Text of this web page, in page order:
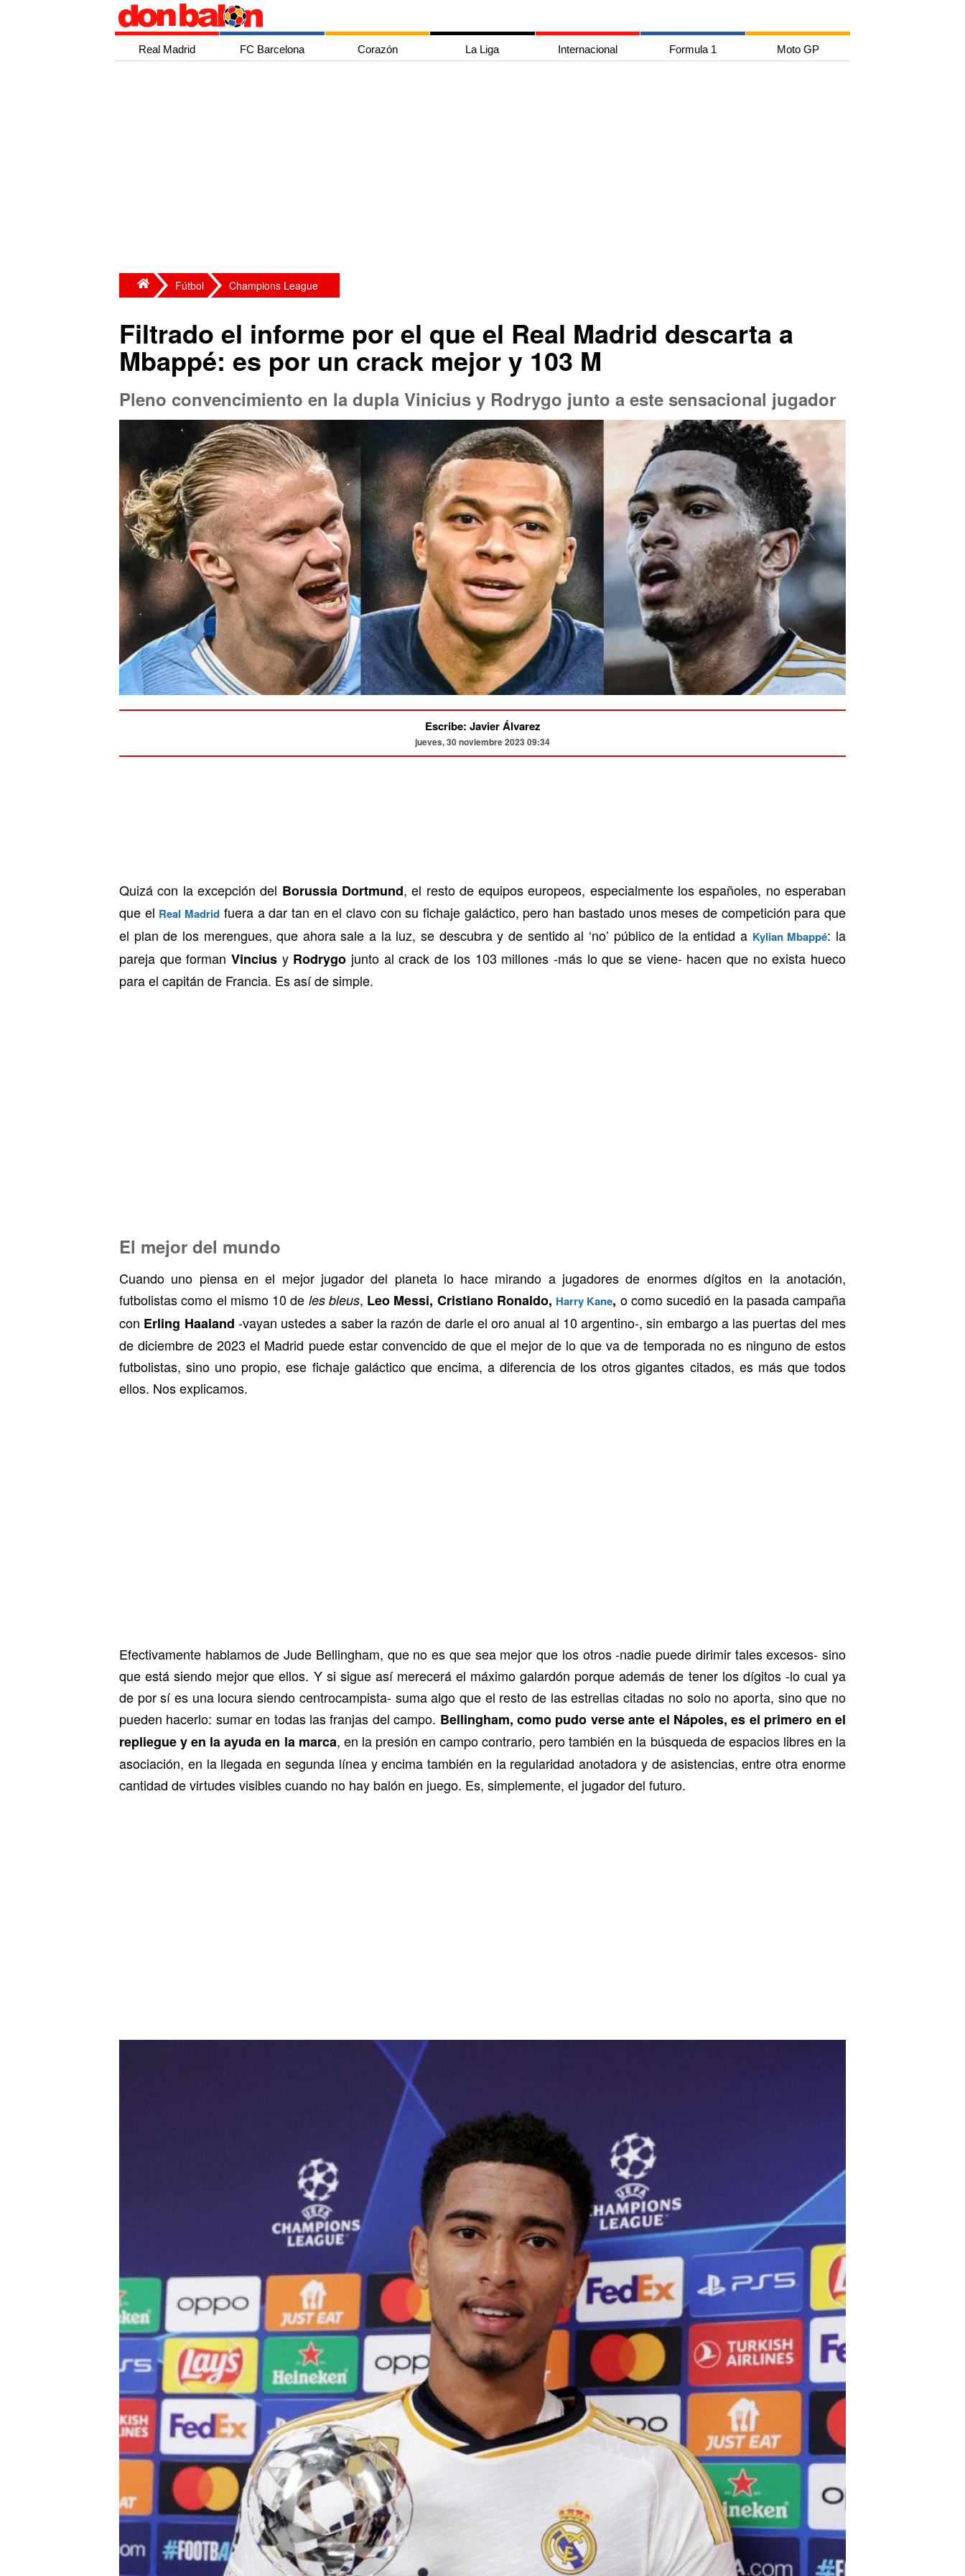
Real Madrid FC Barcelona Corazón La Liga Internacional Formula 1 Moto GP
Fútbol Champions League
Filtrado el informe por el que el Real Madrid descarta a
Mbappé: es por un crack mejor y 103 M
Pleno convencimiento en la dupla Vinicius y Rodrygo junto a este sensacional jugador
Escribe: Javier Álvarez
jueves, 30 noviembre 2023 09:34
Quizá con la excepción del Borussia Dortmund, el resto de equipos europeos, especialmente los españoles, no esperaban
que el Real Madrid fuera a dar tan en el clavo con su fichaje galáctico, pero han bastado unos meses de competición para que
el plan de los merengues, que ahora sale a la luz, se descubra y de sentido al ‘no’ público de la entidad a Kylian Mbappé: la
pareja que formanVincius y Rodrygo junto al crack de los 103 millones -más lo que se viene- hacen que no exista hueco
para el capitán de Francia. Es así de simple.
El mejor del mundo
Cuando uno piensa en el mejor jugador del planeta lo hace mirando a jugadores de enormes dígitos en la anotación,
futbolistas como el mismo 10 de les bleus, Leo Messi, Cristiano Ronaldo, Harry Kane, o como sucedió en la pasada campaña
con Erling Haaland -vayan ustedes a saber la razón de darle el oro anual al 10 argentino-, sin embargo a las puertas del mes
de diciembre de 2023 el Madrid puede estar convencido de que el mejor de lo que va de temporada no es ninguno de estos
futbolistas, sino uno propio, ese fichaje galáctico que encima, a diferencia de los otros gigantes citados, es más que todos
ellos. Nos explicamos.
Efectivamente hablamos de Jude Bellingham, que no es que sea mejor que los otros -nadie puede dirimir tales excesos- sino
que está siendo mejor que ellos. Y si sigue así merecerá el máximo galardón porque además de tener los dígitos -lo cual ya
de por sí es una locura siendo centrocampista- suma algo que el resto de las estrellas citadas no solo no aporta, sino que no
pueden hacerlo: sumar en todas las franjas del campo. Bellingham, como pudo verse ante el Nápoles, es el primero en el
repliegue y en la ayuda en la marca, en la presión en campo contrario, pero también en la búsqueda de espacios libres en la
asociación, en la llegada en segunda línea y encima también en la regularidad anotadora y de asistencias, entre otra enorme
cantidad de virtudes visibles cuando no hay balón en juego. Es, simplemente, el jugador del futuro.